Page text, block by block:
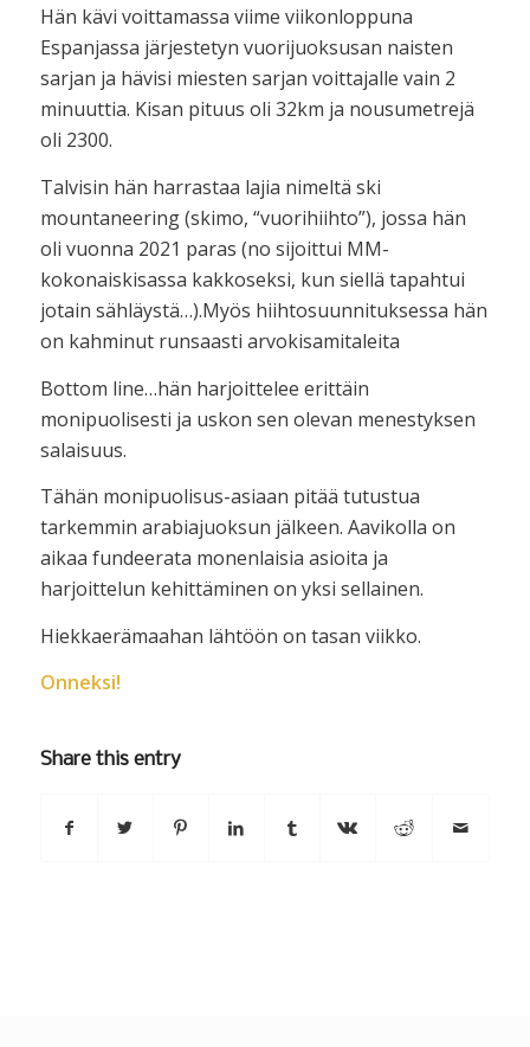
Hän kävi voittamassa viime viikonloppuna
Espanjassa järjestetyn vuorijuoksusan naisten
sarjan ja hävisi miesten sarjan voittajalle vain 2
minuuttia. Kisan pituus oli 32km ja nousumetrejä
oli 2300.
Talvisin hän harrastaa lajia nimeltä ski
mountaneering (skimo, “vuorihiihto”), jossa hän
oli vuonna 2021 paras (no sijoittui MM-
kokonaiskisassa kakkoseksi, kun siellä tapahtui
jotain sähläystä…).Myös hiihtosuunnituksessa hän
on kahminut runsaasti arvokisamitaleita
Bottom line…hän harjoittelee erittäin
monipuolisesti ja uskon sen olevan menestyksen
salaisuus.
Tähän monipuolisus-asiaan pitää tutustua
tarkemmin arabiajuoksun jälkeen. Aavikolla on
aikaa fundeerata monenlaisia asioita ja
harjoittelun kehittäminen on yksi sellainen.
Hiekkaerämaahan lähtöön on tasan viikko.
Onneksi!
Share this entry